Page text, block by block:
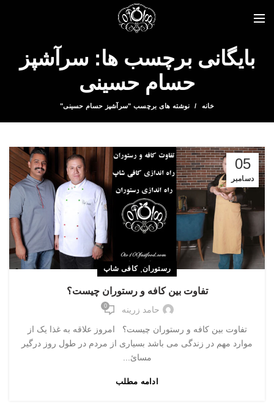
بایگانی برچسب ها: سرآشپز
حسام حسینی
خانه نوشته های برچسب "سرآشپز حسام حسینی"
05
دسامبر
رستوران,کافی شاپ
تفاوت بین کافه و رستوران چیست؟
حامد زرینه 0
تفاوت بین کافه و رستوران چیست؟ امروز علاقه به غذا یک از
موارد مهم در زندگی می باشد بسیاری از مردم در طول روز درگیر
مسائ...
ادامه مطلب